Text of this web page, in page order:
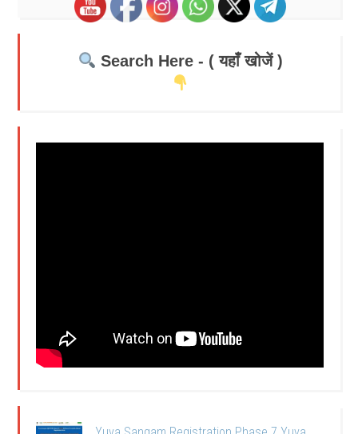
Search Here - ( यहाँ खोजें )